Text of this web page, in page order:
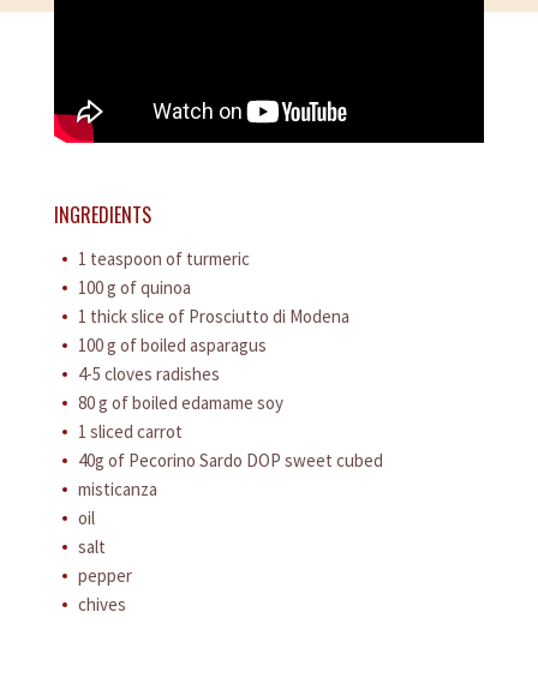
INGREDIENTS
1 teaspoon of turmeric
100 g of quinoa
1 thick slice of Prosciutto di Modena
100 g of boiled asparagus
4-5 cloves radishes
80 g of boiled edamame soy
1 sliced carrot
40g of Pecorino Sardo DOP sweet cubed
misticanza
oil
salt
pepper
chives